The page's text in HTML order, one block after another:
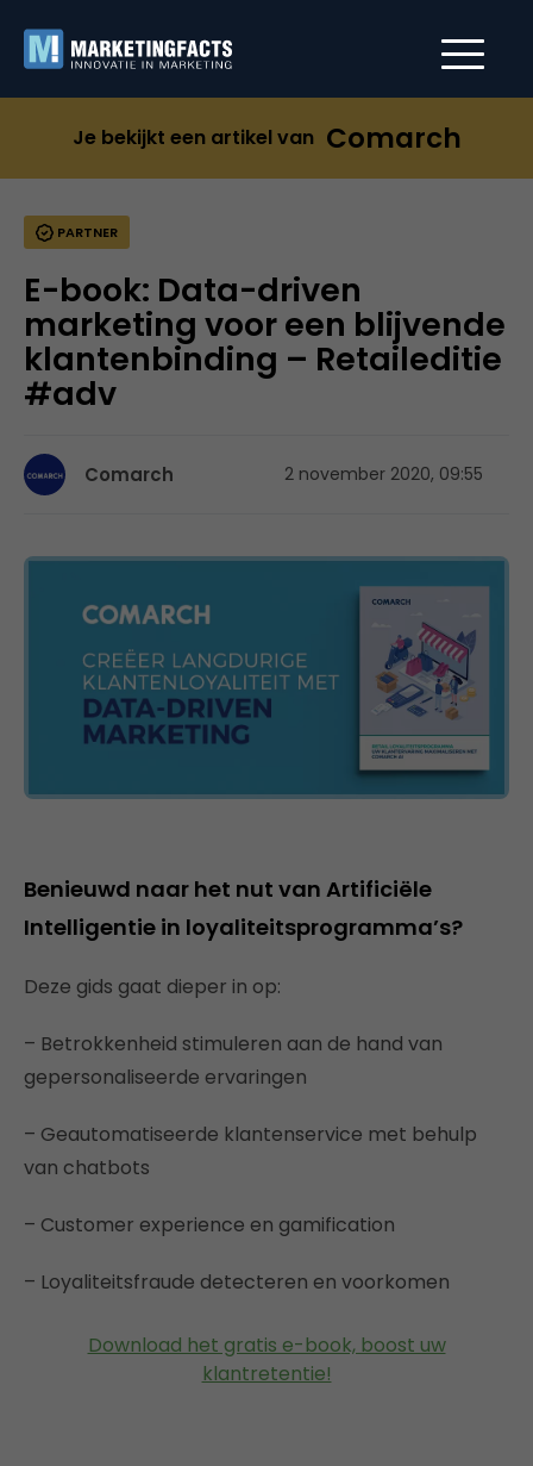
Je bekijkt een artikel van Comarch
PARTNER
E-book: Data-driven
marketing voor een blijvende
klantenbinding – Retaileditie
#adv
Comarch 2 november 2020, 09:55
Benieuwd naar het nut van Artificiële
Intelligentie in loyaliteitsprogramma’s?
Deze gids gaat dieper in op:
– Betrokkenheid stimuleren aan de hand van
gepersonaliseerde ervaringen
– Geautomatiseerde klantenservice met behulp
van chatbots
– Customer experience en gamification
– Loyaliteitsfraude detecteren en voorkomen
Download het gratis e-book, boost uw
klantretentie!